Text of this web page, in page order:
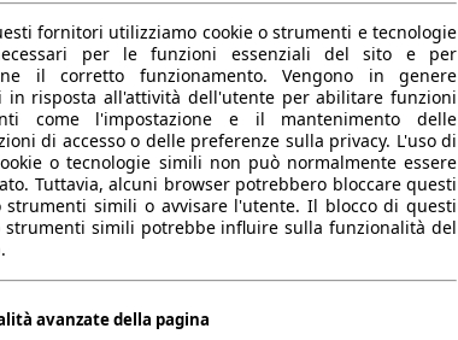
fornitori utilizziamo cookie o strumenti e tecnologie
per le funzioni essenziali del sito e per
il corretto funzionamento. Vengono in genere
in risposta all'attività dell'utente per abilitare funzioni
come l'impostazione e il mantenimento delle
di accesso o delle preferenze sulla privacy. L'uso di
o tecnologie simili non può normalmente essere
Tuttavia, alcuni browser potrebbero bloccare questi
strumenti simili o avvisare l'utente. Il blocco di questi
strumenti simili potrebbe influire sulla funzionalità del
avanzate della pagina